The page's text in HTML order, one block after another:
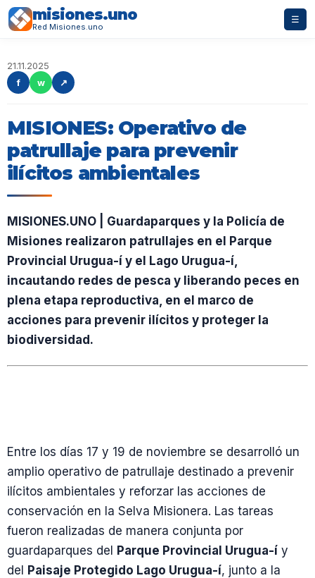
misiones.uno
Red Misiones.uno
☰
21.11.2025
f
w ↗
MISIONES: Operativo de
patrullaje para prevenir
ilícitos ambientales
MISIONES.UNO | Guardaparques y la Policía de
Misiones realizaron patrullajes en el Parque
Provincial Urugua-í y el Lago Urugua-í,
incautando redes de pesca y liberando peces en
plena etapa reproductiva, en el marco de
acciones para prevenir ilícitos y proteger la
biodiversidad.
Entre los días 17 y 19 de noviembre se desarrolló un
amplio operativo de patrullaje destinado a prevenir
ilícitos ambientales y reforzar las acciones de
conservación en la Selva Misionera. Las tareas
fueron realizadas de manera conjunta por
guardaparques del Parque Provincial Urugua-í y
del Paisaje Protegido Lago Urugua-í, junto a la